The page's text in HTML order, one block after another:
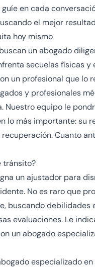
en cada
el mejor
hoy mismo
un abogado
secuelas físicas
un profesional que lo
y profesionales
equipo le
lo más importante: su
Cuanto
tránsito?
un ajustador para
No es raro que
buscando debilidades
evaluaciones. Le
un abogado
especializado